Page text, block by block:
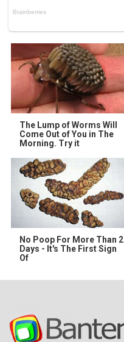
The Lump of Worms Will
Come Out of You in The
Morning. Try it
No Poop For More Than 2
Days - It's The First Sign
Of